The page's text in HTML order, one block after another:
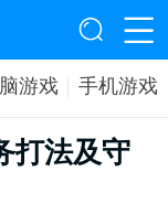
游戏 手机游戏
打法及守